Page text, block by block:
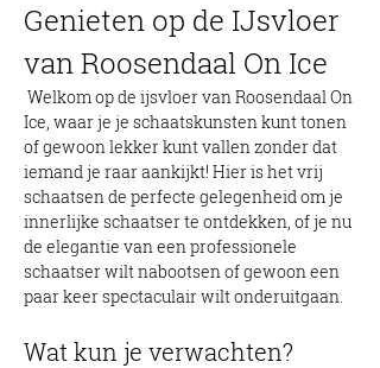
Genieten op de IJsvloer
van Roosendaal On Ice
Ice, waar je je schaatskunsten kunt tonen
of gewoon lekker kunt vallen zonder dat
iemand je raar aankijkt! Hier is het vrij
schaatsen de perfecte gelegenheid om je
innerlijke schaatser te ontdekken, of je nu
de elegantie van een professionele
schaatser wilt nabootsen of gewoon een
paar keer spectaculair wilt onderuitgaan.
Wat kun je verwachten?